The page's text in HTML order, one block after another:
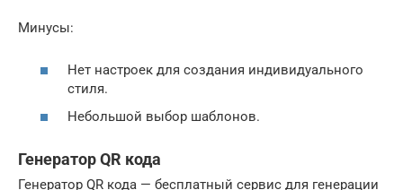
Минусы:
Нет настроек для создания индивидуального
стиля.
Небольшой выбор шаблонов.
Генератор QR кода
Генератор QR кода — бесплатный сервис для генерации